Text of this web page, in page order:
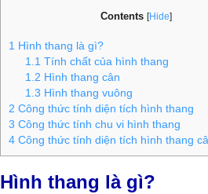
Contents [Hide]
1 Hình thang là gì?
1.1 Tính chất của hình thang
1.2 Hình thang cân
1.3 Hình thang vuông
2 Công thức tính diện tích hình thang
3 Công thức tính chu vi hình thang
4 Công thức tính diện tích hình thang
Hình thang là gì?